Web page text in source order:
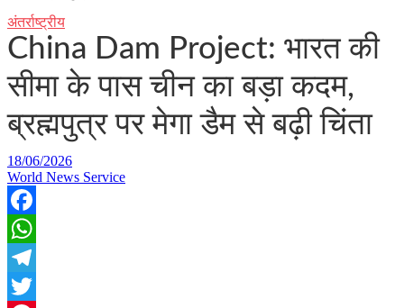
अंतर्राष्ट्रीय
China Dam Project: भारत की
सीमा के पास चीन का बड़ा कदम,
ब्रह्मपुत्र पर मेगा डैम से बढ़ी चिंता
18/06/2026
World News Service
Facebook
WhatsApp
Telegram